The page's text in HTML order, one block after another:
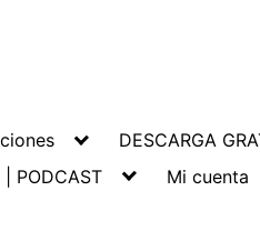
DESCARGA
| PODCAST
Mi cuenta